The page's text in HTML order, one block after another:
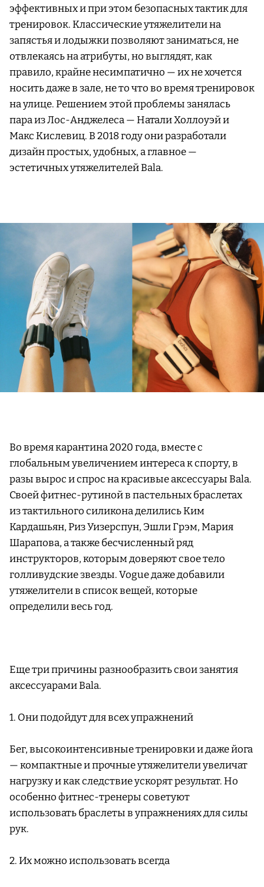
эффективных и при этом безопасных тактик для
тренировок. Классические утяжелители на
запястья и лодыжки позволяют заниматься, не
отвлекаясь на атрибуты, но выглядят, как
правило, крайне несимпатично — их не хочется
носить даже в зале, не то что во время тренировок
на улице. Решением этой проблемы занялась
пара из Лос-Анджелеса — Натали Холлоуэй и
Макс Кислевиц. В 2018 году они разработали
дизайн простых, удобных, а главное —
эстетичных утяжелителей Bala.
Во время карантина 2020 года, вместе с
глобальным увеличением интереса к спорту, в
разы вырос и спрос на красивые аксессуары Bala.
Своей фитнес-рутиной в пастельных браслетах
из тактильного силикона делились Ким
Кардашьян, Риз Уизерспун, Эшли Грэм, Мария
Шарапова, а также бесчисленный ряд
инструкторов, которым доверяют свое тело
голливудские звезды. Vogue даже добавили
утяжелители в список вещей, которые
определили весь год.
Еще три причины разнообразить свои занятия
аксессуарами Bala.
1. Они подойдут для всех упражнений
Бег, высокоинтенсивные тренировки и даже йога
— компактные и прочные утяжелители увеличат
нагрузку и как следствие ускорят результат. Но
особенно фитнес-тренеры советуют
использовать браслеты в упражнениях для силы
рук.
2. Их можно использовать всегда